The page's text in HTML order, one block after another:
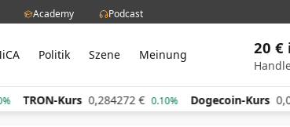
Academy Podcast
Politik Szene Meinung 20 €
0,284272 € 0.10% Dogecoin-Kurs 0,060660 €